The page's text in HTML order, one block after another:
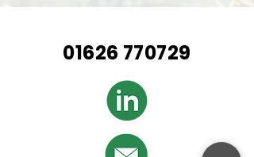
01626 770729